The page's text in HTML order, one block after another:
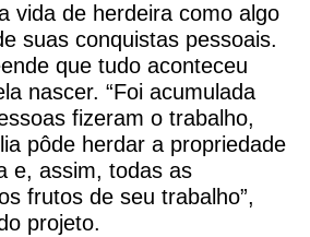
vida de herdeira como algo
suas conquistas pessoais.
que tudo aconteceu
nascer. “Foi acumulada
fizeram o trabalho,
pôde herdar a propriedade
e, assim, todas as
frutos de seu trabalho”,
projeto.